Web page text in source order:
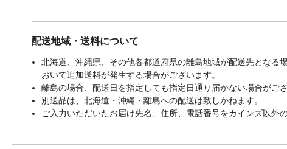
配送地域・送料について
北海道、沖縄県、その他各都道府県の離島地域が配送先となる
おいて追加送料が発生する場合がございます。
離島の場合、配送日を指定しても指定日通り届かない場合がござ
別送品は、北海道・沖縄・離島への配送は致しかねます。
ご入力いただいたお届け先名、住所、電話番号をカインズ以外